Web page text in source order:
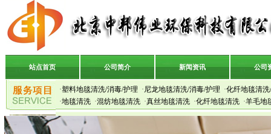
站点首页 公司简介 新闻资讯 公司
·塑料地毯清洗/消毒/护理 ·尼龙地毯清洗/消毒/护理 ·化纤地毯清
·地毯清洗·混纺地毯清洗·真丝地毯清洗·化纤地毯清洗·羊毛地